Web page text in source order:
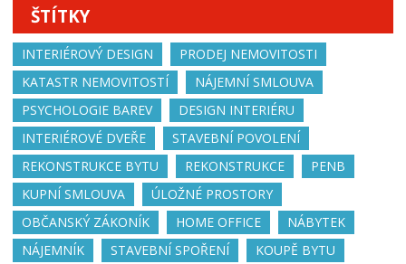
ŠTÍTKY
INTERIÉROVÝ DESIGN
PRODEJ NEMOVITOSTI
KATASTR NEMOVITOSTÍ
NÁJEMNÍ SMLOUVA
PSYCHOLOGIE BAREV
DESIGN INTERIÉRU
INTERIÉROVÉ DVEŘE
STAVEBNÍ POVOLENÍ
REKONSTRUKCE BYTU
REKONSTRUKCE
PENB
KUPNÍ SMLOUVA
ÚLOŽNÉ PROSTORY
OBČANSKÝ ZÁKONÍK
HOME OFFICE
NÁBYTEK
NÁJEMNÍK
STAVEBNÍ SPOŘENÍ
KOUPĚ BYTU